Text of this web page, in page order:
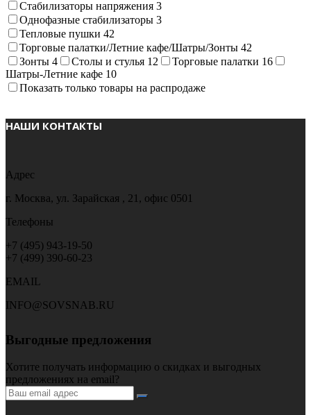
Стабилизаторы напряжения 3
Однофазные стабилизаторы 3
Тепловые пушки 42
Торговые палатки/Летние кафе/Шатры/Зонты 42
Зонты 4 Столы и стулья 12 Торговые палатки 16
Шатры-Летние кафе 10
Показать только товары на распродаже
НАШИ КОНТАКТЫ
Адрес
г. Москва, ул. Зарайская , 21, офис 0501
Телефоны
+7 (495) 943-19-50
+7 (499) 390-60-23
EMAIL
INFO@SOVSNAB.RU
Выгодные предложения
Хотите получать информацию о скидках и выгодных
предложениях на email?